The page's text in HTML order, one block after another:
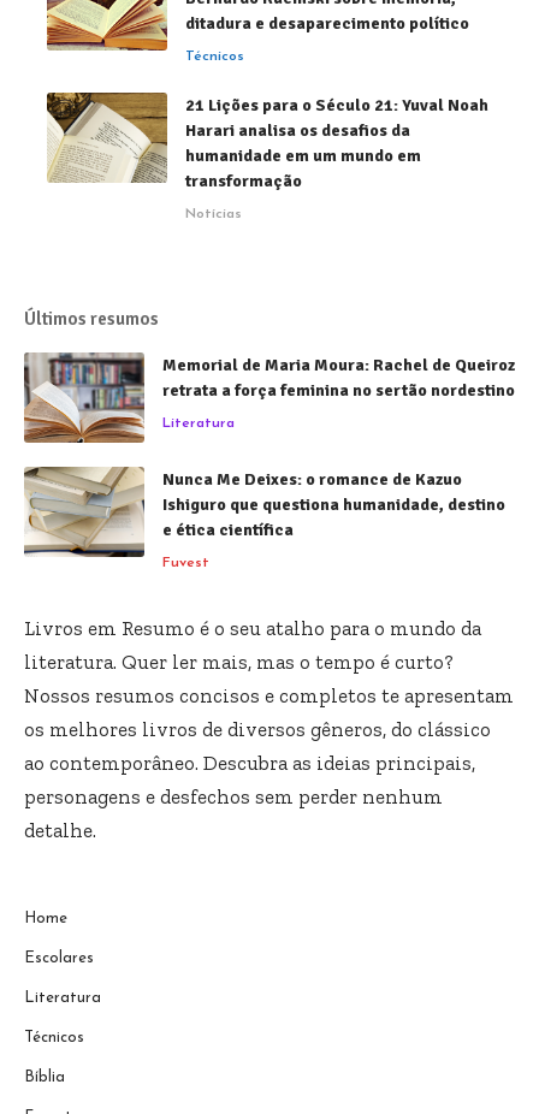
ditadura e desaparecimento político
Técnicos
21 Lições para o Século 21: Yuval Noah
Harari analisa os desafios da
humanidade em um mundo em
transformação
Notícias
Últimos resumos
Memorial de Maria Moura: Rachel de Queiroz
retrata a força feminina no sertão nordestino
Literatura
Nunca Me Deixes: o romance de Kazuo
Ishiguro que questiona humanidade, destino
e ética científica
Fuvest
Livros em Resumo é o seu atalho para o mundo da
literatura. Quer ler mais, mas o tempo é curto?
Nossos resumos concisos e completos te apresentam
os melhores livros de diversos gêneros, do clássico
ao contemporâneo. Descubra as ideias principais,
personagens e desfechos sem perder nenhum
detalhe.
Home
Escolares
Literatura
Técnicos
Bíblia